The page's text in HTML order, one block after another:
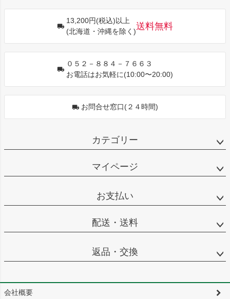
13,200円(税込)以上
(北海道・沖縄を除く)
送料無料
０５２－８８４－７６６３
お電話はお気軽に(10:00〜20:00)
お問合せ窓口(２４時間)
カテゴリー
マイページ
お支払い
配送・送料
返品・交換
会社概要